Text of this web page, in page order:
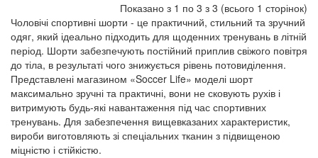
Показано з 1 по 3 з 3 (всього 1 сторінок)
Чоловічі спортивні шорти - це практичний, стильний та зручний
одяг, який ідеально підходить для щоденних тренувань в літній
період. Шорти забезпечують постійний приплив свіжого повітря
до тіла, в результаті чого знижується рівень потовиділення.
Представлені магазином «Soccer Life» моделі шорт
максимально зручні та практичні, вони не сковують рухів і
витримують будь-які навантаження під час спортивних
тренувань. Для забезпечення вищевказаних характеристик,
вироби виготовляють зі спеціальних тканин з підвищеною
міцністю і стійкістю.